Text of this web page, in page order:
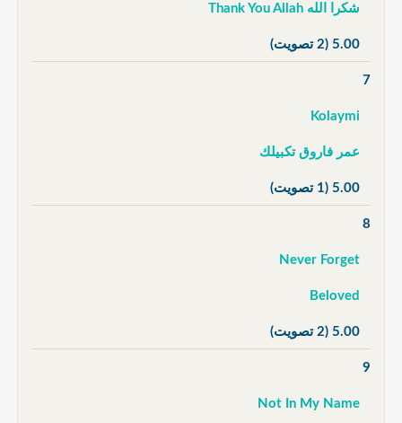
شكرا الله Thank You Allah
5.00 (2 تصويت)
7
Kolaymi
عمر فاروق تكبيلك
5.00 (1 تصويت)
8
Never Forget
Beloved
5.00 (2 تصويت)
9
Not In My Name